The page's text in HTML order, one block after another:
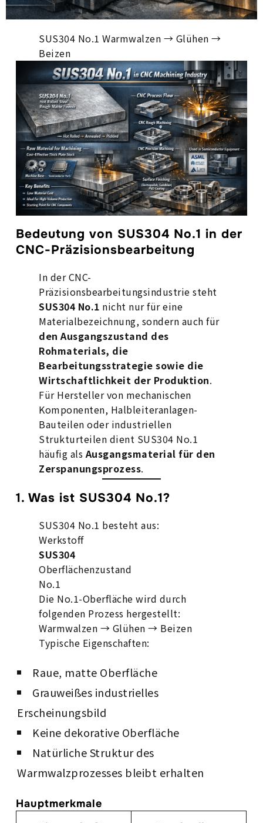
SUS304 No.1 Warmwalzen → Glühen →
Beizen
Bedeutung von SUS304 No.1 in der
CNC-Präzisionsbearbeitung
In der CNC-
Präzisionsbearbeitungsindustrie steht
SUS304 No.1 nicht nur für eine
Materialbezeichnung, sondern auch für
den Ausgangszustand des
Rohmaterials, die
Bearbeitungsstrategie sowie die
Wirtschaftlichkeit der Produktion.
Für Hersteller von mechanischen
Komponenten, Halbleiteranlagen-
Bauteilen oder industriellen
Strukturteilen dient SUS304 No.1
häufig als Ausgangsmaterial für den
Zerspanungsprozess.
1. Was ist SUS304 No.1?
SUS304 No.1 besteht aus:
Werkstoff
SUS304
Oberflächenzustand
No.1
Die No.1-Oberfläche wird durch
folgenden Prozess hergestellt:
Warmwalzen → Glühen → Beizen
Typische Eigenschaften:
Raue, matte Oberfläche
Grauweißes industrielles
Erscheinungsbild
Keine dekorative Oberfläche
Natürliche Struktur des
Warmwalzprozesses bleibt erhalten
Hauptmerkmale